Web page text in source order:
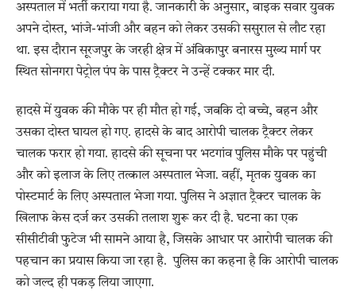
अस्पताल में भर्ती कराया गया है. जानकारी के अनुसार, बाइक सवार युवक
अपने दोस्त, भांजे-भांजी और बहन को लेकर उसकी ससुराल से लौट रहा
था. इस दौरान सूरजपुर के जरही क्षेत्र में अंबिकापुर बनारस मुख्य मार्ग पर
स्थित सोनगरा पेट्रोल पंप के पास ट्रैक्टर ने उन्हें टक्कर मार दी.
हादसे में युवक की मौके पर ही मौत हो गई, जबकि दो बच्चे, बहन और
उसका दोस्त घायल हो गए. हादसे के बाद आरोपी चालक ट्रैक्टर लेकर
चालक फरार हो गया. हादसे की सूचना पर भटगांव पुलिस मौके पर पहुंची
और को इलाज के लिए तत्काल अस्पताल भेजा. वहीं, मृतक युवक का
पोस्टमार्ट के लिए अस्पताल भेजा गया. पुलिस ने अज्ञात ट्रैक्टर चालक के
खिलाफ केस दर्ज कर उसकी तलाश शुरू कर दी है. घटना का एक
सीसीटीवी फुटेज भी सामने आया है, जिसके आधार पर आरोपी चालक की
पहचान का प्रयास किया जा रहा है. पुलिस का कहना है कि आरोपी चालक
को जल्द ही पकड़ लिया जाएगा.